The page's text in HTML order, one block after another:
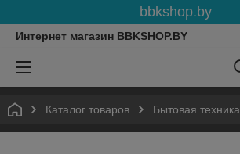
bbkshop.by
Интернет магазин BBKSHOP.BY
Каталог товаров Бытовая техника